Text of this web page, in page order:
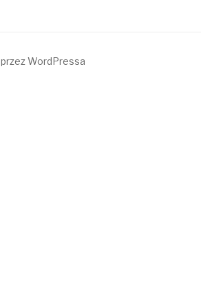
WordPressa